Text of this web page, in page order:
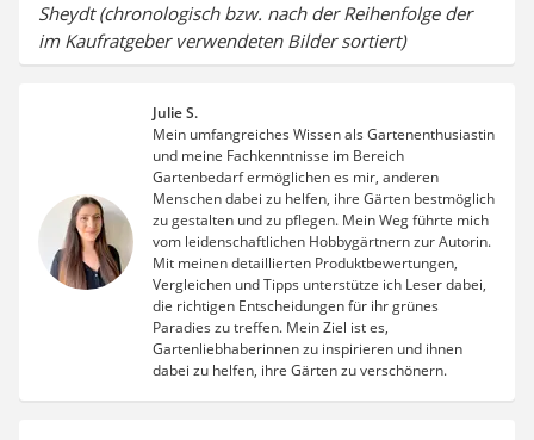
Sheydt (chronologisch bzw. nach der Reihenfolge der
im Kaufratgeber verwendeten Bilder sortiert)
Julie S.
Mein umfangreiches Wissen als Gartenenthusiastin
und meine Fachkenntnisse im Bereich
Gartenbedarf ermöglichen es mir, anderen
Menschen dabei zu helfen, ihre Gärten bestmöglich
zu gestalten und zu pflegen. Mein Weg führte mich
vom leidenschaftlichen Hobbygärtnern zur Autorin.
Mit meinen detaillierten Produktbewertungen,
Vergleichen und Tipps unterstütze ich Leser dabei,
die richtigen Entscheidungen für ihr grünes
Paradies zu treffen. Mein Ziel ist es,
Gartenliebhaberinnen zu inspirieren und ihnen
dabei zu helfen, ihre Gärten zu verschönern.